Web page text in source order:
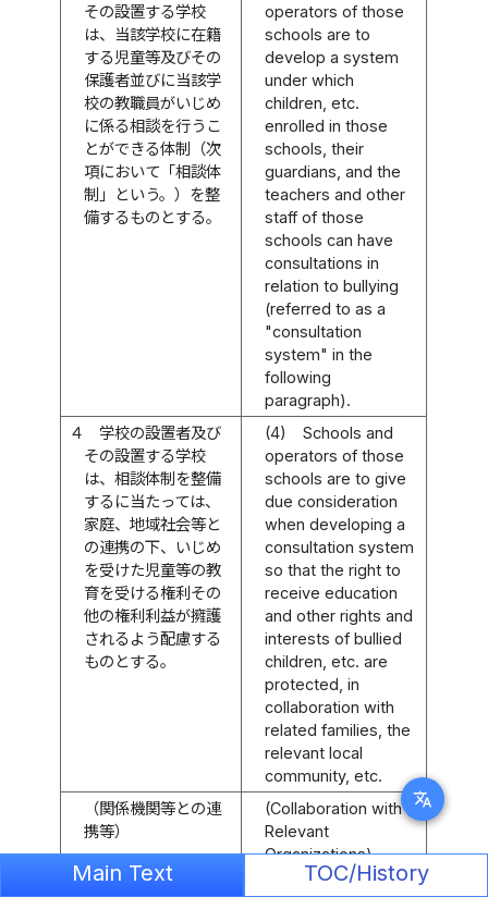
translate
その設置する学校
は、当該学校に在籍
する児童等及びその
保護者並びに当該学
校の教職員がいじめ
に係る相談を行うこ
とができる体制（次
項において「相談体
制」という。）を整
備するものとする。
operators of those
schools are to
develop a system
under which
children, etc.
enrolled in those
schools, their
guardians, and the
teachers and other
staff of those
schools can have
consultations in
relation to bullying
(referred to as a
"consultation
system" in the
following
paragraph).
４
学校の設置者及び
その設置する学校
は、相談体制を整備
するに当たっては、
家庭、地域社会等と
の連携の下、いじめ
を受けた児童等の教
育を受ける権利その
他の権利利益が擁護
されるよう配慮する
ものとする。
(4)
Schools and
operators of those
schools are to give
due consideration
when developing a
consultation system
so that the right to
receive education
and other rights and
interests of bullied
children, etc. are
protected, in
collaboration with
related families, the
relevant local
community, etc.
（関係機関等との連
携等）
(Collaboration with
Relevant
Organizations)
第十七条
国及び地方 Article 17 The
Main Text TOC/History